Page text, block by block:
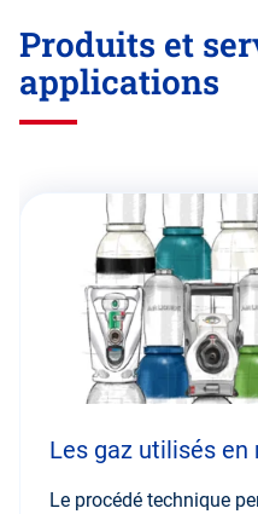
Produits et
applications
Les gaz utilisés en
Le procédé technique